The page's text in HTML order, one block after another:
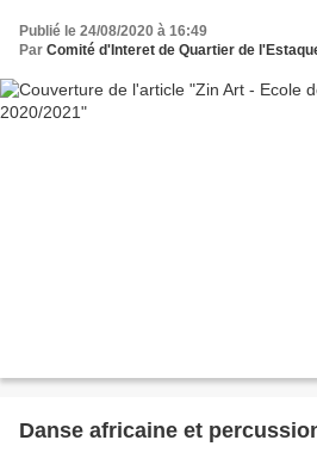
Publié le 24/08/2020 à 16:49
Par Comité d'Interet de Quartier de
Danse africaine et